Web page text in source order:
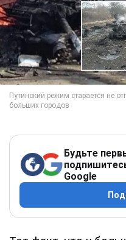
Будьте
Google